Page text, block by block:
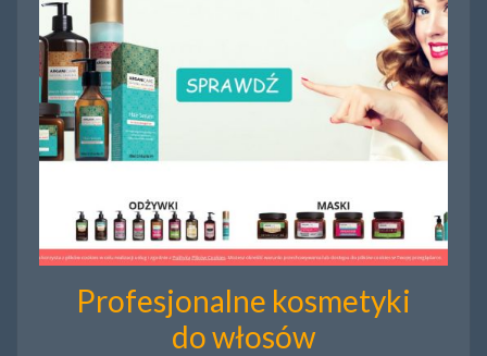
Profesjonalne kosmetyki
do włosów